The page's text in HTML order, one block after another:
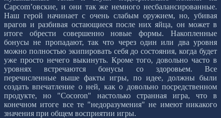
Capcom’овские, и они так же немного несбалансированные.
Наш герой начинает с очень слабым оружием, но, убивая
врагов и разбивая остающиеся после них яйца, он может в
итоге обрести совершенно новые формы. Накопленные
бонусы не пропадают, так что через один или два уровня
можно полностью экипировать себя до состояния, когда будет
уже просто нечего выкинуть. Кроме того, довольно часто в
уровнях встречаются бонусы со здоровьем. Все
перечисленные выше факты игры, по идее, должны были
создать впечатление о ней, как о довольно посредственном
продукте, но "Cocoron" настолько странная игра, что в
конечном итоге все те "недоразумения" не имеют никакого
значения при общем восприятии игры.